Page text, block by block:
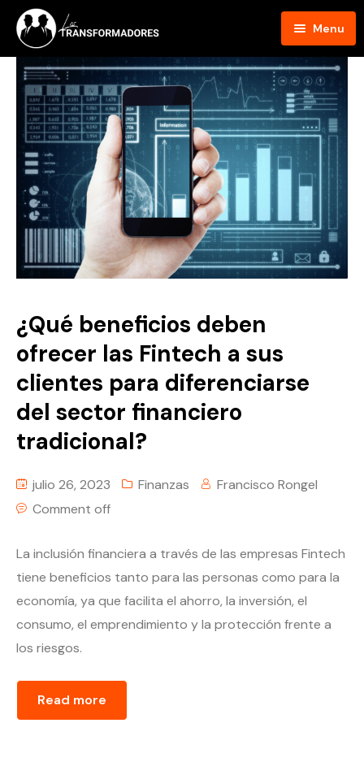
Menu
Inicio
Blog
Podcast
Contacto
¿Qué beneficios deben
ofrecer las Fintech a sus
clientes para diferenciarse
del sector financiero
tradicional?
julio 26, 2023 Finanzas
Francisco Rongel
Comment off
La inclusión financiera a través de las empresas Fintech
tiene beneficios tanto para las personas como para la
economía, ya que facilita el ahorro, la inversión, el
consumo, el emprendimiento y la protección frente a
los riesgos.
Read more